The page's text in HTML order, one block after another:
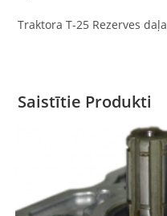
Traktora T-25 Rezerves daļa
Saistītie Produkti